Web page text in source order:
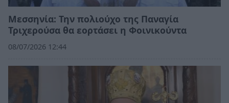
Μεσσηνία: Την πολιούχο της Παναγία
Τριχερούσα θα εορτάσει η Φοινικούντα
08/07/2026 12:44